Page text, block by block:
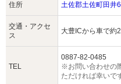
住所 土佐郡土佐町田井
交通・アクセ
ス
大豊ICから車で約
TEL
0887-82-0485
※お問い合わせの
ただければ幸いで